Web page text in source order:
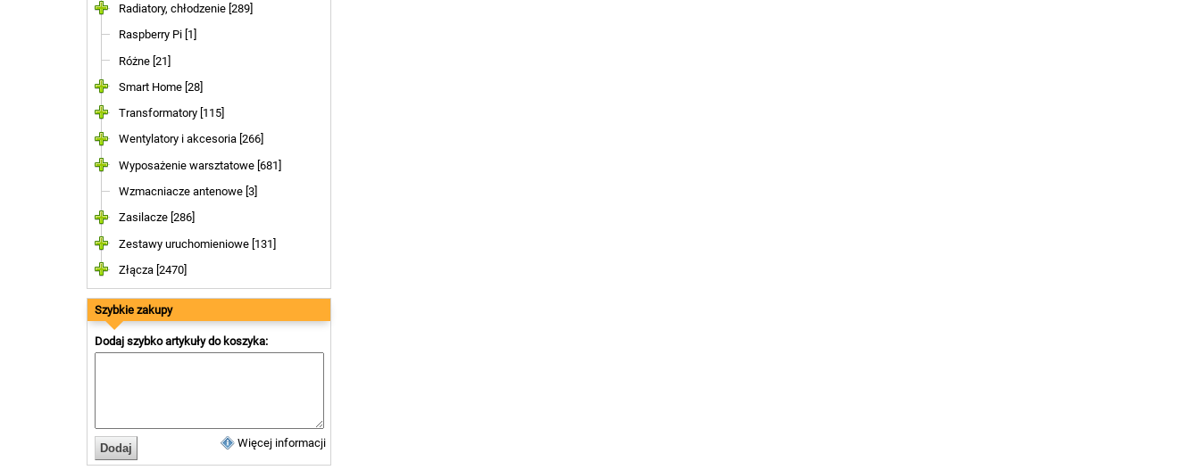
Radiatory, chłodzenie [289]
Raspberry Pi [1]
Różne [21]
Smart Home [28]
Transformatory [115]
Wentylatory i akcesoria [266]
Wyposażenie warsztatowe [681]
Wzmacniacze antenowe [3]
Zasilacze [286]
Zestawy uruchomieniowe [131]
Złącza [2470]
Szybkie zakupy
Dodaj szybko artykuły do koszyka:
Więcej informacji